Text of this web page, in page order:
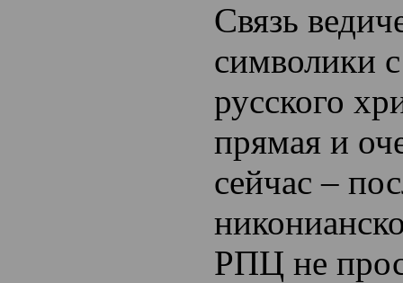
Связь
символики
русского
прямая и
сейчас –
РПЦ не